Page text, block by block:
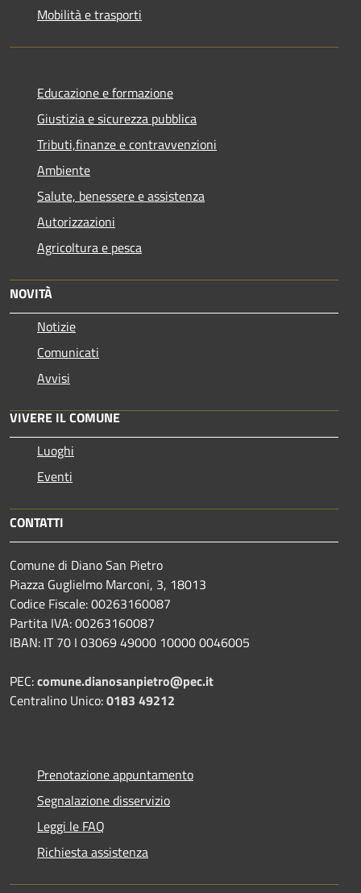
Mobilità e trasporti
Educazione e formazione
Giustizia e sicurezza pubblica
Tributi,finanze e contravvenzioni
Ambiente
Salute, benessere e assistenza
Autorizzazioni
Agricoltura e pesca
NOVITÀ
Notizie
Comunicati
Avvisi
VIVERE IL COMUNE
Luoghi
Eventi
CONTATTI
Comune di Diano San Pietro
Piazza Guglielmo Marconi, 3, 18013
Codice Fiscale: 00263160087
Partita IVA: 00263160087
IBAN: IT 70 I 03069 49000 10000 0046005
PEC:comune.dianosanpietro@pec.it
Centralino Unico:0183 49212
Prenotazione appuntamento
Segnalazione disservizio
Leggi le FAQ
Richiesta assistenza